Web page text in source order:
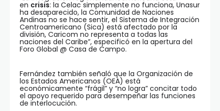
en crisis: la Celac simplemente no funciona, Unasur
ha desaparecido, la Comunidad de Naciones
Andinas no se hace sentir, el Sistema de Integración
Centroamericano (Sica) está afectado por la
división, Caricom no representa a todas las
naciones del Caribe”, especificó en la apertura del
Foro Global @ Casa de Campo.
Fernández también señaló que la Organización de
los Estados Americanos (OEA) está
económicamente “frágil” y “no logra” concitar todo
el apoyo requerido para desempeñar las funciones
de interlocución.